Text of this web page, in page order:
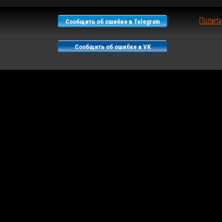
Сообщить об ошибке в Telegram
Сообщить об ошибке в VK